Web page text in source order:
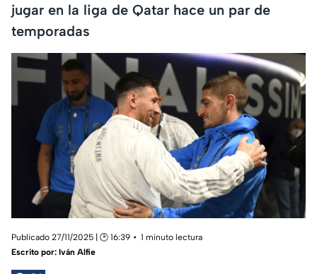
jugar en la liga de Qatar hace un par de
temporadas
Publicado 27/11/2025 | 🕑 16:39
1 minuto lectura
Escrito por: Iván Alfie